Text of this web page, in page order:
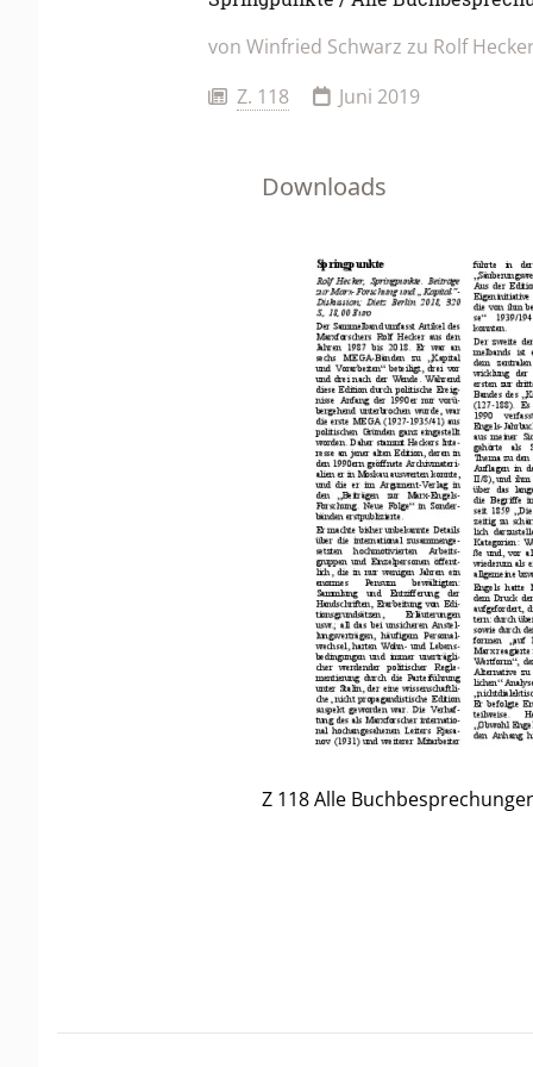
von Winfried Schwarz zu Rolf
Z. 118
Juni 2019
Downloads
Z 118 Alle